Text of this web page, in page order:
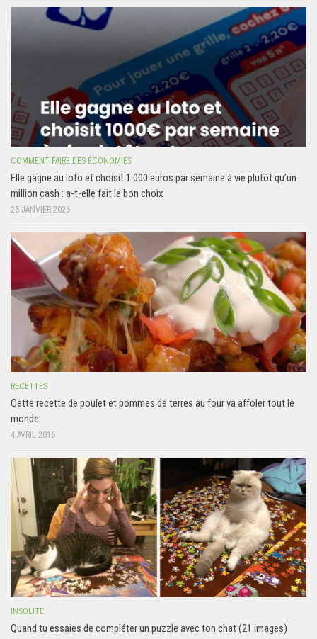
COMMENT FAIRE DES ÉCONOMIES
Elle gagne au loto et choisit 1 000 euros par semaine à vie plutôt qu’un
million cash : a-t-elle fait le bon choix
25 JANVIER 2026
RECETTES
Cette recette de poulet et pommes de terres au four va affoler tout le
monde
4 AVRIL 2016
INSOLITE
Quand tu essaies de compléter un puzzle avec ton chat (21 images)